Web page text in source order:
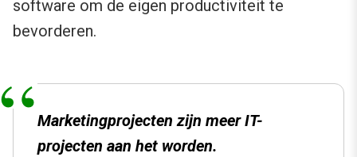
software om de eigen productiviteit te
bevorderen.
Marketingprojecten zijn meer IT-
projecten aan het worden.